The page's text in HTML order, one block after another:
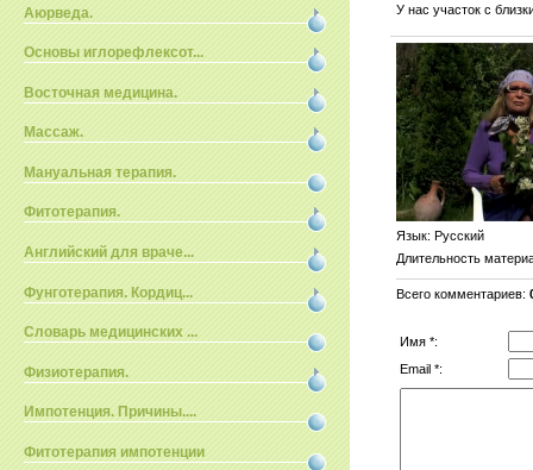
Аюрведа.
Основы иглорефлексот...
Восточная медицина.
Массаж.
Мануальная терапия.
Фитотерапия.
Английский для враче...
Фунготерапия. Кордиц...
Словарь медицинских ...
Физиотерапия.
Импотенция. Причины....
Фитотерапия импотенции
У нас участок с
Язык: Русский
Длительность
Всего комментариев:
Имя *:
Email *: